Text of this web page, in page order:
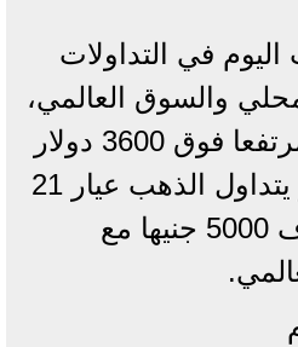
في التداولات
والسوق العالمي،
وسط بقاء الذهب مرتفعا فوق 3600 دولار
للأونصة، وفي مصر يتداول الذهب عيار 21
فوق 4900 ويستهدف 5000 جنيها مع